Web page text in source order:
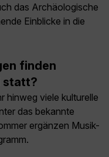
das Archäologische
Einblicke in die
finden
statt?
hinweg viele kulturelle
das bekannte
ergänzen Musik-